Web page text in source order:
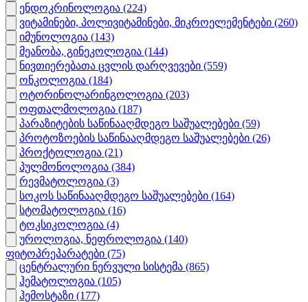
ენდოკრინოლოგია (224)
ვიტამინები, პოლივიტამინები, მიკროელემენტები (260)
იმუნოლოგია (143)
მეანობა, გინეკოლოგია (144)
ნივთიერებათა ცვლის დარღვევები (559)
ონკოლოგია (184)
ოტორინოლარინგოლოგია (203)
ოფთალმოლოგია (187)
პარაზიტების საწინააღმდეგო საშუალებები (59)
პროტოზოების საწინააღმდეგო საშუალებები (26)
პროქტოლოგია (21)
პულმონოლოგია (384)
რევმატოლოგია (3)
სოკოს საწინააღმდეგო საშუალებები (164)
სტომატოლოგია (16)
ტოკსიკოლოგია (4)
უროლოგია, ნეფროლოგია (140)
ფიტოპრეპარატები (75)
ცენტრალური ნერვული სისტემა (865)
ჰემატოლოგია (105)
ჰემოსტაზი (177)